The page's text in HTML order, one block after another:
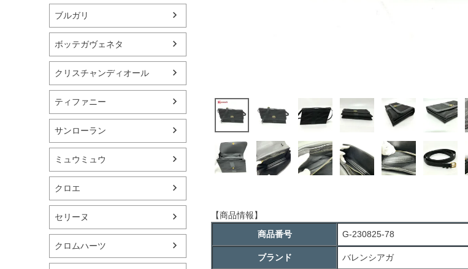
ブルガリ
ボッテガヴェネタ
クリスチャンディオール
ティファニー
サンローラン
ミュウミュウ
クロエ
セリーヌ
クロムハーツ
【商品情報】
商品番号
G-230825-78
ブランド バレンシアガ